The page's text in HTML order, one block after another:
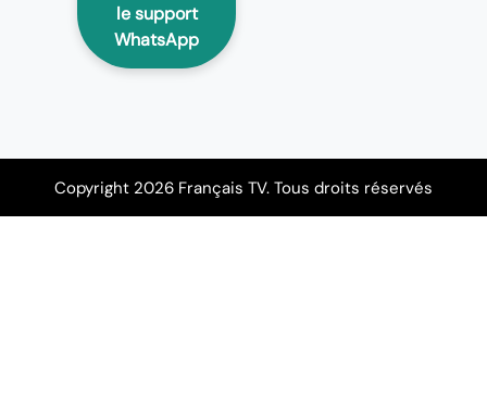
le support
WhatsApp
Copyright 2026 Français TV. Tous droits réservés